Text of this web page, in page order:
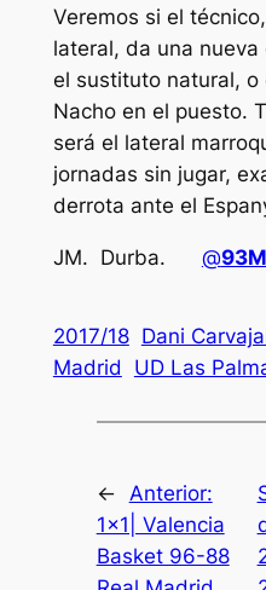
Veremos si el
lateral, da una
el sustituto natural, o
Nacho en el puesto.
será el lateral
jornadas sin jugar,
derrota ante el
JM. Durba. @
2017/18 Dani
Madrid
UD Las
←
Anterior:
1×1| Valencia
Basket 96-88